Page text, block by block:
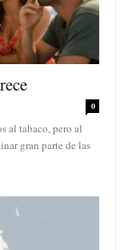
0
al tabaco, pero al
gran parte de las